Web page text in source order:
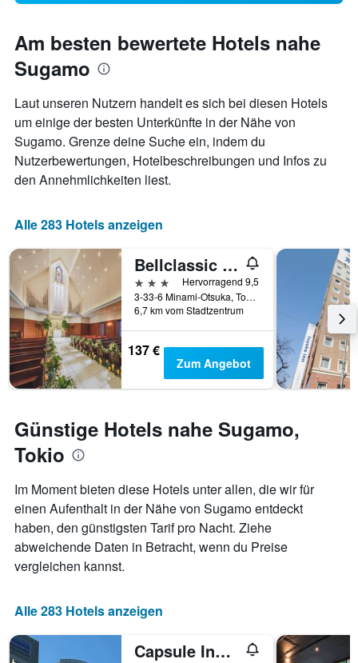
Am besten bewertete Hotels nahe
Sugamo
Laut unseren Nutzern handelt es sich bei diesen Hotels
um einige der besten Unterkünfte in der Nähe von
Sugamo. Grenze deine Suche ein, indem du
Nutzerbewertungen, Hotelbeschreibungen und Infos zu
den Annehmlichkeiten liest.
Alle 283 Hotels anzeigen
Bellclassic Tokyo
3 Sterne
Hervorragend 9,5
3-33-6 Minami-Otsuka, Tokio, Japan
6,7 km vom Stadtzentrum
137 €
Zum Angebot
Günstige Hotels nahe Sugamo,
Tokio
Im Moment bieten diese Hotels unter allen, die wir für
einen Aufenthalt in der Nähe von Sugamo entdeckt
haben, den günstigsten Tarif pro Nacht. Ziehe
abweichende Daten in Betracht, wenn du Preise
vergleichen kannst.
Alle 283 Hotels anzeigen
Capsule Inn Otsuka